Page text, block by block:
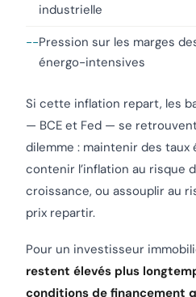
industrielle
Pression sur les marges
énergo-intensives
Si cette inflation repart, les
— BCE et Fed — se
dilemme : maintenir des taux
contenir l’inflation au risque
croissance, ou assouplir au
prix repartir.
Pour un investisseur
restent élevés plus
conditions de financement